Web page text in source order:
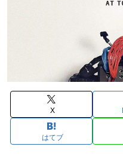
X
はてブ